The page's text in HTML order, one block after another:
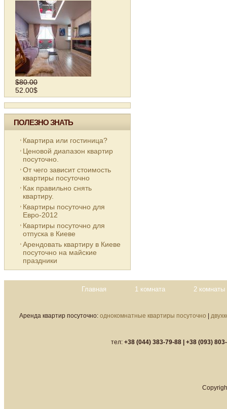
$80.00
52.00$
ПОЛЕЗНО ЗНАТЬ
Квартира или гостиница?
Ценовой диапазон квартир
посуточно.
От чего зависит стоимость
квартиры посуточно
Как правильно снять
квартиру.
Квартиры посуточно для
Евро-2012
Квартиры посуточно для
отпуска в Киеве
Арендовать квартиру в Киеве
посуточно на майские
праздники
Главная 1 комната 2 комнаты
Аренда квартир посуточно: однокомнатные квартиры посуточно
тел: +38 (044) 383-79-88 | +38 (093)